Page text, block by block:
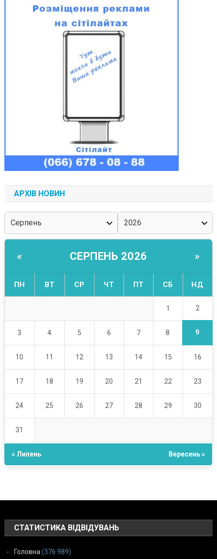
АРХІВ НОВИН
« СЕРПЕНЬ 2026 »
ПН ВТ СР ЧТ ПТ СБ НД
1 2
3 4 5 6 7 8 9
10 11 12 13 14 15 16
17 18 19 20 21 22 23
24 25 26 27 28 29 30
31
« Липень Вересень »
СТАТИСТИКА ВІДВІДУВАНЬ
Головна (376 989)